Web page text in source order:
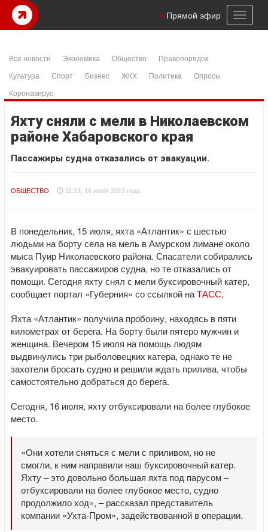
Toggle
Прямой эфир
Все новости Экономика Общество
Правопорядок
Культура
Спорт Бизнес ЖКХ Политика
Опросы
Коронавирус
Яхту сняли с мели в Николаевском
районе Хабаровского края
Пассажиры судна отказались от эвакуации.
ОБЩЕСТВО 11:13, 16 июля 2019 года
В понедельник, 15 июля, яхта «Атлантик» с шестью
людьми на борту села на мель в Амурском лимане около
мыса Пуир Николаевского района. Спасатели собирались
эвакуировать пассажиров судна, но те отказались от
помощи. Сегодня яхту снял с мели буксировочный катер,
сообщает портал «Губерния» со ссылкой наТАСС.
Яхта «Атлантик» получила пробоину, находясь в пяти
километрах от берега. На борту были пятеро мужчин и
женщина. Вечером 15 июля на помощь людям
выдвинулись три рыболовецких катера, однако те не
захотели бросать судно и решили ждать прилива, чтобы
самостоятельно добраться до берега.
Сегодня, 16 июля, яхту отбуксировали на более глубокое
место.
«Они хотели сняться с мели с приливом, но не
смогли, к ним направили наш буксировочный катер.
Яхту – это довольно большая яхта под парусом –
отбуксировали на более глубокое место, судно
продолжило ход», – рассказал представитель
компании «Ухта-Пром», задействованной в операции.